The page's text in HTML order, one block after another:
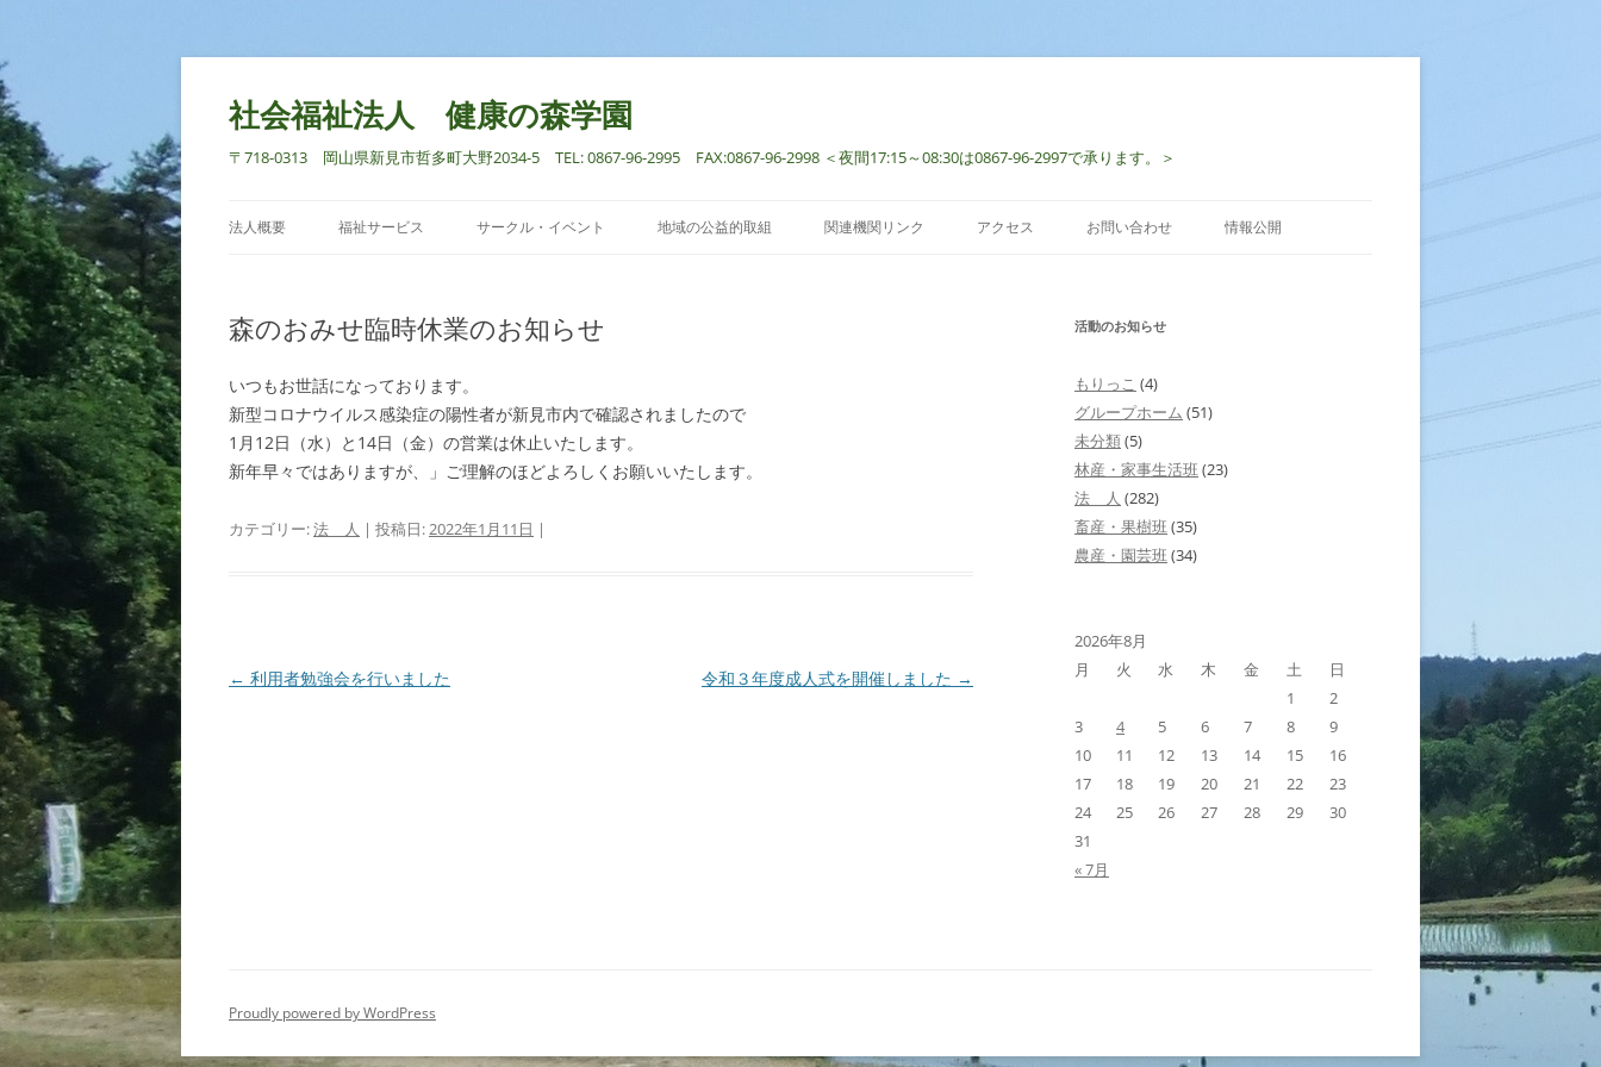
社会福祉法人 健康の森学園
〒718-0313 岡山県新見市哲多町大野2034-5 TEL: 0867-96-2995 FAX:0867-96-2998 ＜夜間17:15～08:30は0867-96-2997で承ります。＞
法人概要 福祉サービス サークル・イベント 地域の公益的取組 関連機関リンク アクセス お問い合わせ 情報公開
森のおみせ臨時休業のお知らせ
いつもお世話になっております。
新型コロナウイルス感染症の陽性者が新見市内で確認されましたので
1月12日（水）と14日（金）の営業は休止いたします。
新年早々ではありますが、」ご理解のほどよろしくお願いいたします。
カテゴリー:法 人 | 投稿日:2022年1月11日 |
投
← 利用者勉強会を行いました 令和３年度成人式を開催しました →
活動のお知らせ
もりっこ (4)
グループホーム (51)
未分類(5)
林産・家事生活班(23)
法 人 (282)
畜産・果樹班(35)
農産・園芸班(34)
2026年8月
月
火 水 木 金 土
日
1
2
3
4 5 6 7 8
9
10
11 12 13 14 15
16
17
18 19 20 21 22
23
24
25 26 27 28 29
30
31
« 7月
Proudly powered by WordPress